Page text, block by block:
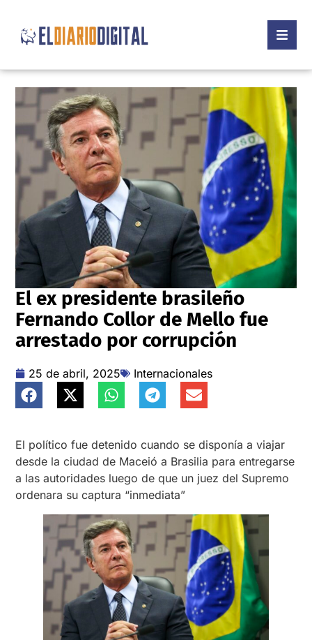
El ex presidente brasileño
Fernando Collor de Mello fue
arrestado por corrupción
25 de abril, 2025 Internacionales
El político fue detenido cuando se disponía a viajar
desde la ciudad de Maceió a Brasilia para entregarse
a las autoridades luego de que un juez del Supremo
ordenara su captura “inmediata”